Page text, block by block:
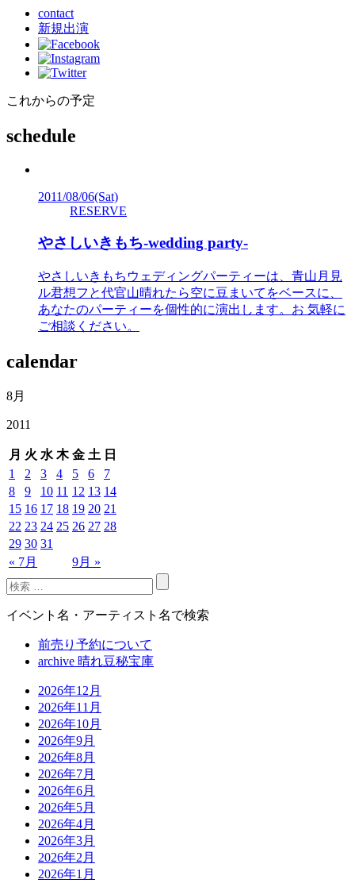
contact
新規出演
これからの予定
schedule
2011/08/06(Sat)
RESERVE
やさしいきもち-wedding party-
やさしいきもちウェディングパーティーは、青山月見
ル君想フと代官山晴れたら空に豆まいてをベースに、
あなたのパーティーを個性的に演出します。お 気軽に
ご相談ください。
calendar
8月
2011
月 火 水 木 金 土 日
« 7月 9月 »
1 2 3 4 5 6
7
8
9 10 11 12 13 14
15 16 17 18 19 20 21
22 23 24 25 26 27 28
29 30 31
イベント名・アーティスト名で検索
前売り予約について
archive 晴れ豆秘宝庫
2026年12月
2026年11月
2026年10月
2026年9月
2026年8月
2026年7月
2026年6月
2026年5月
2026年4月
2026年3月
2026年2月
2026年1月